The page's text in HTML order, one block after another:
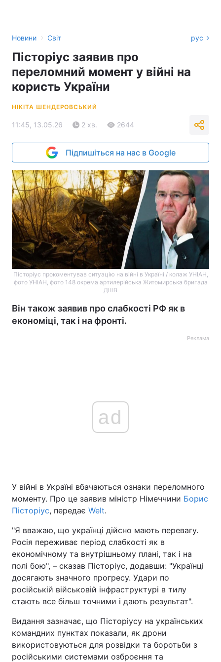
Новини › Світ рус
Пісторіус заявив про
переломний момент у війні на
користь України
НІКІТА ШЕНДЕРОВСЬКИЙ
11:45, 13.05.26 2 хв. 2644
Підпишіться на нас в Google
Пісторіус прокоментував ситуацію на війні в Україні / колаж УНІАН,
фото УНІАН, фото 148 окрема артилерійська Житомирська бригада
ДШВ
Він також заявив про слабкості РФ як в
економіці, так і на фронті.
Реклама
ad
У війні в Україні вбачаються ознаки переломного
моменту. Про це заявив міністр Німеччини Борис
Пісторіус, передає Welt.
"Я вважаю, що українці дійсно мають перевагу.
Росія переживає період слабкості як в
економічному та внутрішньому плані, так і на
полі бою", – сказав Пісторіус, додавши: "Українці
досягають значного прогресу. Удари по
російській військовій інфраструктурі в тилу
стають все більш точними і дають результат".
Видання зазначає, що Пісторіусу на українських
командних пунктах показали, як дрони
використовуються для розвідки та боротьби з
російськими системами озброєння та